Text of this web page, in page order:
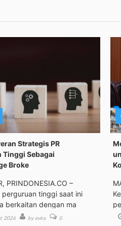
Strategis PR
Tinggi Sebagai
Broke
PRINDONESIA.CO –
perguruan tinggi saat ini
berkaitan dengan ma
2026 by evira 0
Ko